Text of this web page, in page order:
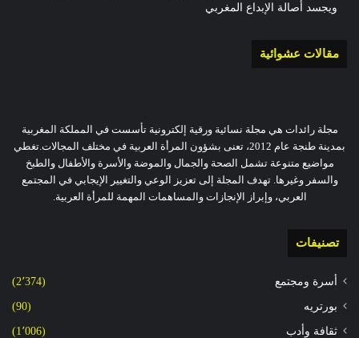
ويجسد أصالة الإبداع المغربي
مقالات عشوائية
مجلة رائدات هي مجلة نسائية ورقية إلكترونية تأسست في المملكة المغربية
بمدينة طنجة عام 2012، تعنى بشؤون المرأة العربية في مختلف المجالات.تغطي
مواضيع متنوعة تشمل الصحة والجمال والموضة والأسرة والأطفال والطبخ
والسفر وغيرها. تهدف المجلة إلى تعزيز الوعي والتغيير الإيجابي في المجتمع
العربي، وإبراز الإنجازات والمساهمات المهمة للمرأة العربية.
تصنيفات
أسرة ومجتمع (2٬374)
بورتريه (90)
ثقافة وأدب (1٬006)